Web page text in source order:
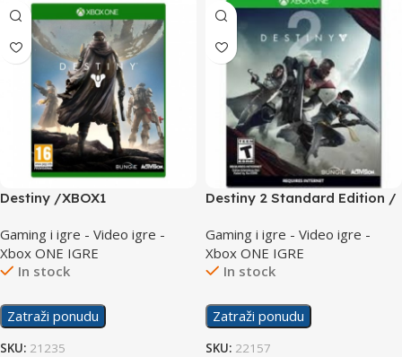
Destiny /XBOX1
Gaming i igre - Video igre -
Xbox ONE IGRE
In stock
Zatraži ponudu
SKU: 21235
Destiny 2 Standard Edition /
Gaming i igre - Video igre -
Xbox ONE IGRE
In stock
Zatraži ponudu
SKU: 22157